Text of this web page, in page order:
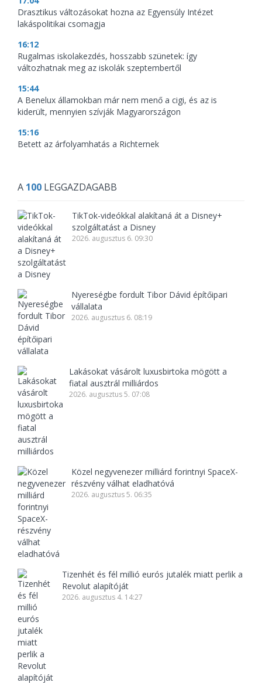
Drasztikus változásokat hozna az Egyensúly Intézet
lakáspolitikai csomagja
16:12
Rugalmas iskolakezdés, hosszabb szünetek: így
változhatnak meg az iskolák szeptembertől
15:44
A Benelux államokban már nem menő a cigi, és az is
kiderült, mennyien szívják Magyarországon
15:16
Betett az árfolyamhatás a Richternek
A 100 LEGGAZDAGABB
TikTok-videókkal alakítaná át a Disney+
szolgáltatást a Disney
2026. augusztus 6. 09:30
Nyereségbe fordult Tibor Dávid építőipari
vállalata
2026. augusztus 6. 08:19
Lakásokat vásárolt luxusbirtoka mögött a
fiatal ausztrál milliárdos
2026. augusztus 5. 07:08
Közel negyvenezer milliárd forintnyi SpaceX-
részvény válhat eladhatóvá
2026. augusztus 5. 06:35
Tizenhét és fél millió eurós jutalék miatt perlik a
Revolut alapítóját
2026. augusztus 4. 14:27